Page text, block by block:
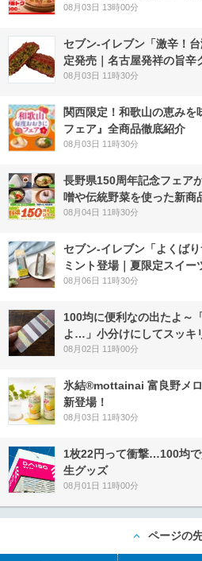
08月03日 13時00分
セブン-イレブン「激辛！
定発売｜名古屋発祥の旨辛
08月03日 11時30分
関西限定！和歌山の恵み
フェア』全商品徹底紹介
08月03日 11時30分
長野県150周年記念フェ
噌や伝統野菜を使った新商
08月04日 11時30分
セブン‐イレブン「よくば
ミント登場｜夏限定スイー
08月06日 11時30分
100均に便利なの出たよ～
よ…」小分けにしてスッキ
08月02日 11時00分
氷結®mottainai 富良野メ
新登場！
08月03日 11時30分
1枚22円って衝撃…100均
生グッズ
08月01日 11時00分
ページの